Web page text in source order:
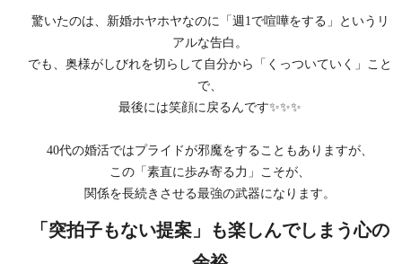
驚いたのは、新婚ホヤホヤなのに「週1で喧嘩をする」というリ
アルな告白。
でも、奥様がしびれを切らして自分から「くっついていく」こと
で、
最後には笑顔に戻るんです✨✨✨
40代の婚活ではプライドが邪魔をすることもありますが、
この「素直に歩み寄る力」こそが、
関係を長続きさせる最強の武器になります。
「突拍子もない提案」も楽しんでしまう心の